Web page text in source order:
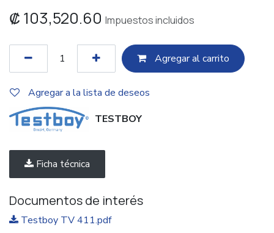
₡ 103,520.60 Impuestos incluidos
Agregar al c​​arrito
Agregar a la lista de deseos
TESTBOY
Ficha técnica
Documentos de interés
Testboy TV 411.pdf